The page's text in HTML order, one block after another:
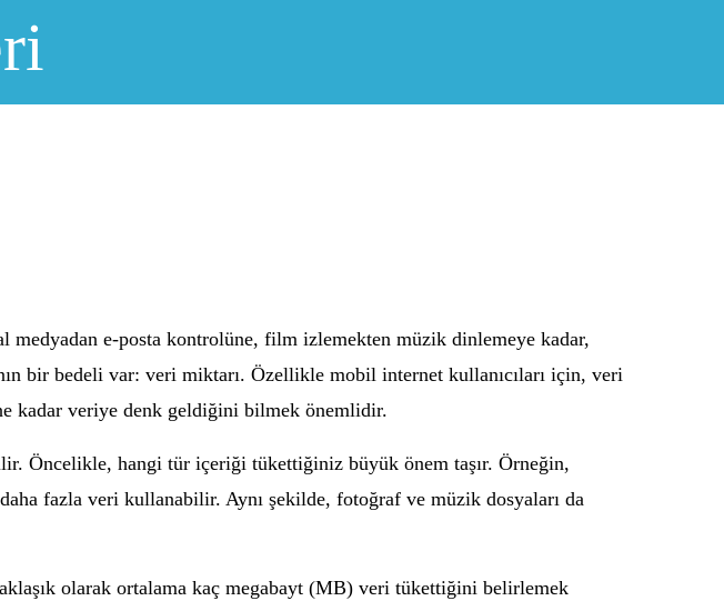
medyadan e-posta kontrolüne, film izlemekten müzik dinlemeye kadar,
bir bedeli var: veri miktarı. Özellikle mobil internet kullanıcıları için, veri
kadar veriye denk geldiğini bilmek önemlidir.
Öncelikle, hangi tür içeriği tükettiğiniz büyük önem taşır. Örneğin,
fazla veri kullanabilir. Aynı şekilde, fotoğraf ve müzik dosyaları da
olarak ortalama kaç megabayt (MB) veri tükettiğini belirlemek